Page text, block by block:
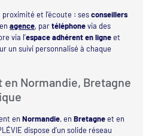
proximité et l’écoute : sesconseillers
agence, partéléphonevia des
via l’espace adhérent en ligneet
un suivi personnalisé à chaque
en Normandie, Bretagne
enNormandie, enBretagneet en
dispose d’un solide réseau